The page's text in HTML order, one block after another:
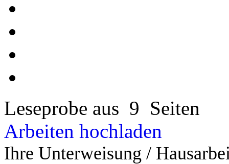
Leseprobe aus 9 Seiten
Arbeiten hochladen
Ihre Unterweisung /